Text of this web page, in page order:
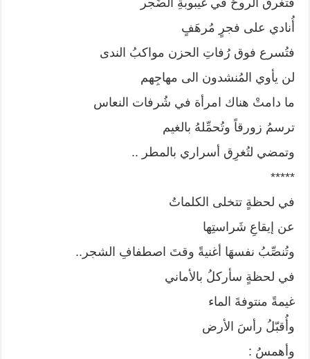
أُنادي على فجرٍ مُرهَفٍ
فتُسرع فوق رُفاتِ الحزن مواكبُ الندى
لن يأوي المُنشدون الى مهاجِهم
ما دامتْ هناك امرأة في شُرفات النعاس
ترسمُ زورقاً وتُحمِّلهُ بالغيم
وتمضي لتُغرِق أسراري بالمطر ..
*****
في لحظةٍ تتخلى الكلماتُ
عن إيقاعِ شَراستِها
وتُنصِّبُ نفسهَا أغنيةً وقتَ اصطفافِ الشجر..
في لحظةٍ سأركلُ بالأماني
غيمةً منتوفةَ الماء
وأُقبّلُ رأسَ الأرض
وأهمسُ :